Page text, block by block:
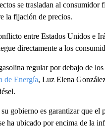
se trasladan al consumidor
la fijación de precios.
entre Estados Unidos e
directamente a los
regular por debajo de
de Energía, Luz Elena
gobierno es garantizar que el
ha ubicado por encima de la